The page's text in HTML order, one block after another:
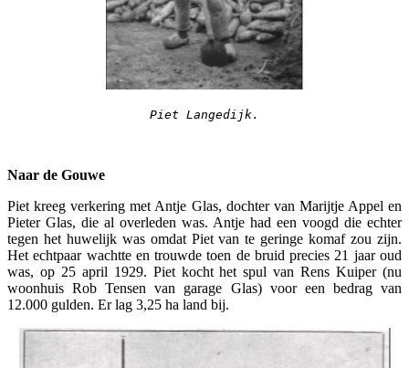
Piet Langedijk.
Naar de Gouwe
Piet kreeg verkering met Antje Glas, dochter van Marijtje Appel en
Pieter Glas, die al overleden was. Antje had een voogd die echter
tegen het huwelijk was omdat Piet van te geringe komaf zou zijn.
Het echtpaar wachtte en trouwde toen de bruid precies 21 jaar oud
was, op 25 april 1929. Piet kocht het spul van Rens Kuiper (nu
woonhuis Rob Tensen van garage Glas) voor een bedrag van
12.000 gulden. Er lag 3,25 ha land bij.